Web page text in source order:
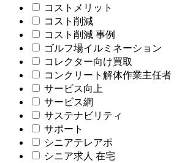
コストメリット
コスト削減
コスト削減 事例
ゴルフ場イルミネーション
コレクター向け買取
コンクリート解体作業主任者
サービス向上
サービス網
サステナビリティ
サポート
シニアテレアポ
シニア求人 在宅